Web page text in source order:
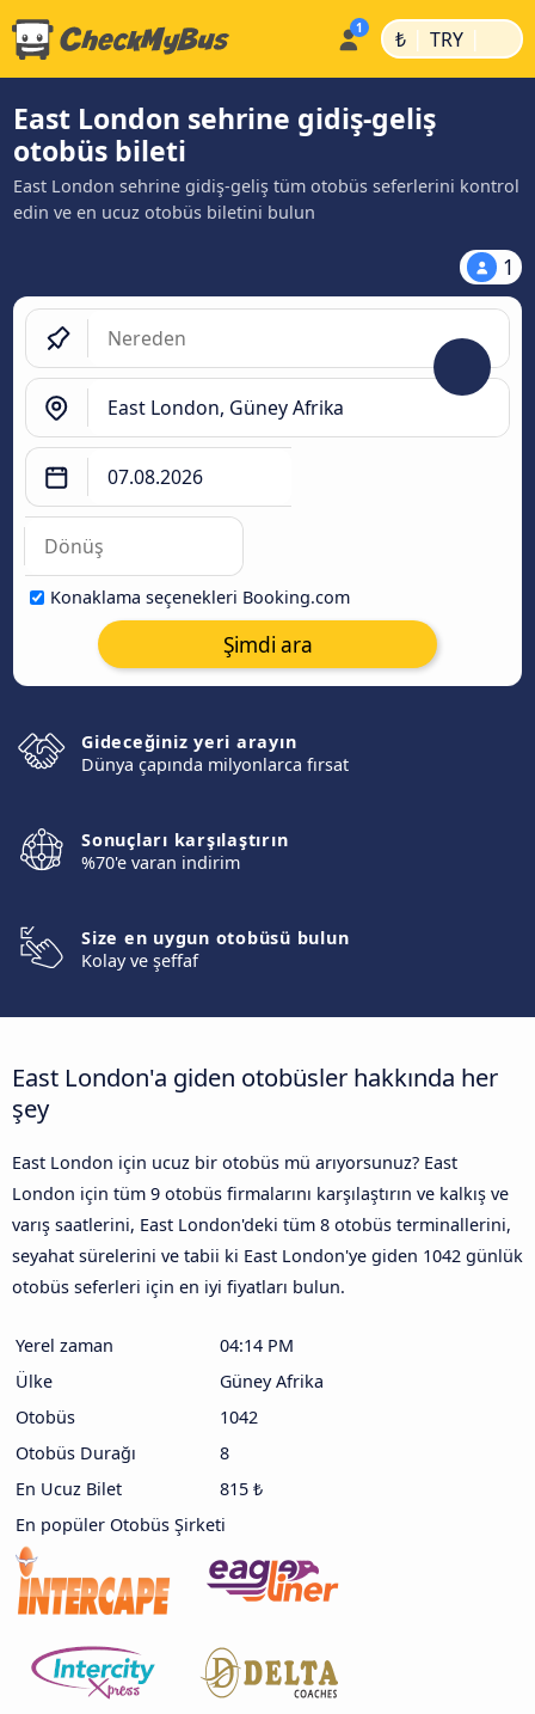
₺ | TRY |
East London sehrine gidiş-geliş
otobüs bileti
East London sehrine gidiş-geliş tüm otobüs seferlerini kontrol
edin ve en ucuz otobüs biletini bulun
1
Konaklama seçenekleri Booking.com
Şimdi ara
Gideceğiniz yeri arayın
Dünya çapında milyonlarca fırsat
Sonuçları karşılaştırın
%70'e varan indirim
Size en uygun otobüsü bulun
Kolay ve şeffaf
East London'a giden otobüsler hakkında her
şey
East London için ucuz bir otobüs mü arıyorsunuz? East
London için tüm 9 otobüs firmalarını karşılaştırın ve kalkış ve
varış saatlerini, East London'deki tüm 8 otobüs terminallerini,
seyahat sürelerini ve tabii ki East London'ye giden 1042 günlük
otobüs seferleri için en iyi fiyatları bulun.
Yerel zaman
04:14 PM
Ülke
Güney Afrika
Otobüs
1042
Otobüs Durağı
8
En Ucuz Bilet
815 ₺
En popüler Otobüs Şirketi